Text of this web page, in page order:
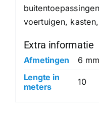
voertuigen,
Extra informatie
Afmetingen
6 mm
Lengte in
meters
10